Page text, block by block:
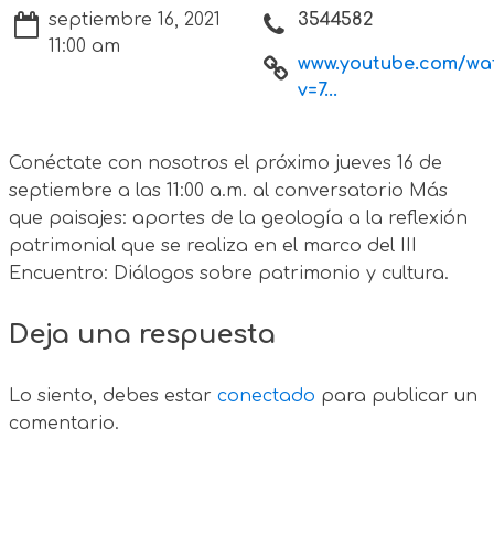
septiembre 16, 2021
11:00 am
3544582
www.youtube.com/
v=7...
Conéctate con nosotros el próximo jueves 16 de
septiembre a las 11:00 a.m. al conversatorio Más
que paisajes: aportes de la geología a la reflexión
patrimonial que se realiza en el marco del III
Encuentro: Diálogos sobre patrimonio y cultura.
Deja una respuesta
Lo siento, debes estar conectado para publicar un
comentario.